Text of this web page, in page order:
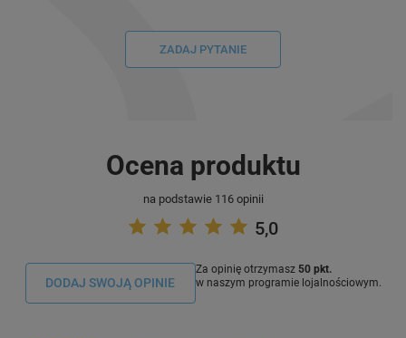
ZADAJ PYTANIE
Ocena produktu
na podstawie 116 opinii
5,0
DODAJ SWOJĄ OPINIE
Za opinię otrzymasz 50 pkt.
w naszym programie lojalnościowym.